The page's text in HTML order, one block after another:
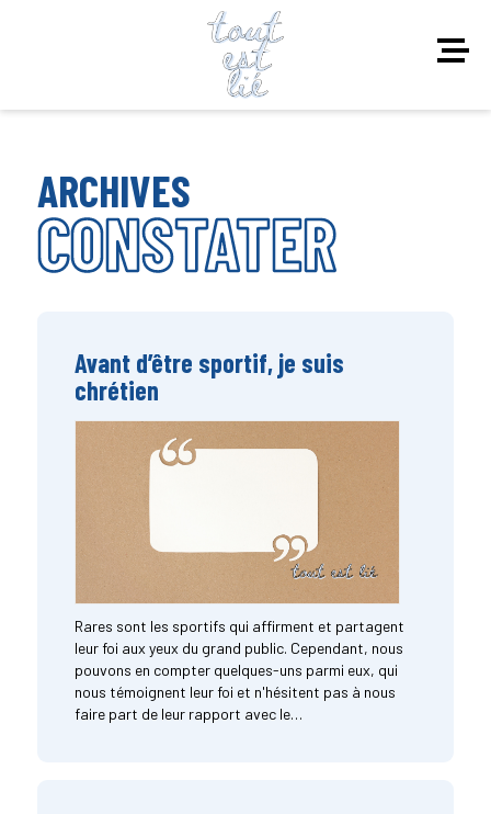
ARCHIVES
CONSTATER
Avant d’être sportif, je suis
chrétien
Rares sont les sportifs qui affirment et partagent
leur foi aux yeux du grand public. Cependant, nous
pouvons en compter quelques-uns parmi eux, qui
nous témoignent leur foi et n'hésitent pas à nous
faire part de leur rapport avec le…